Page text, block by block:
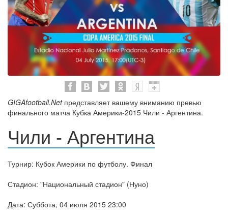
GIGAfootball.Netпредставляет вашему вниманию превью
финального матча Кубка Америки-2015 Чили - Аргентина.
Чили - Аргентина
Турнир: Кубок Америки по футболу. Финал
Стадион: "Национальный стадион" (Нуно)
Дата: Суббота, 04 июля 2015 23:00